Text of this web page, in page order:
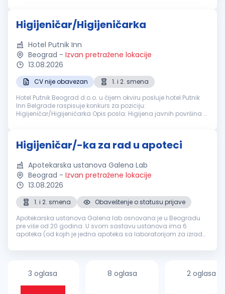
Higijeničar/Higijeničarka
Hotel Putnik Inn
Beograd - Izvan pretražene lokacije
13.08.2026
CV nije obavezan
1. i 2. smena
Hotel Putnik Beograd d.o.o. u čijem okviru posluje hotel Putnik
Inn Belgrade raspisuje konkurs za poziciju:
Higijeničar/Higijeničarka Opis posla: Higijena javnih površina u
Higijeničar/-ka za rad u apoteci
Apotekarska ustanova Galena Lab
Beograd - Izvan pretražene lokacije
13.08.2026
1. i 2. smena
Obaveštenje o statusu prijave
Apotekarska ustanova Galena lab osnovana je u Beogradu
pre više od 20 godina. U svom sastavu ustanova ima 6
apoteka (od kojih je jedna apoteka sa laboratorijom za izradu
laboratoriju za izradu i k...
3 oglasa 8 oglasa 2 oglasa